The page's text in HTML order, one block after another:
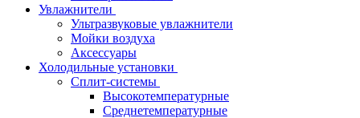
Увлажнители
Ультразвуковые увлажнители
Мойки воздуха
Аксессуары
Холодильные установки
Сплит-системы
Высокотемпературные
Среднетемпературные